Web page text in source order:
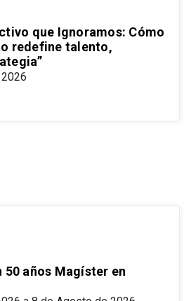
que Ignoramos: Cómo
redefine talento,
años Magíster en